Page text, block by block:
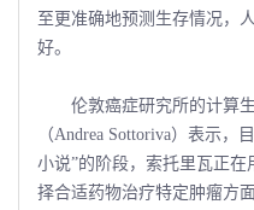
至更准确地预测生存情况，
好。
伦敦癌症研究所的计算生
（Andrea Sottoriva）表示
小说”的阶段，索托里瓦正
择合适药物治疗特定肿瘤方面